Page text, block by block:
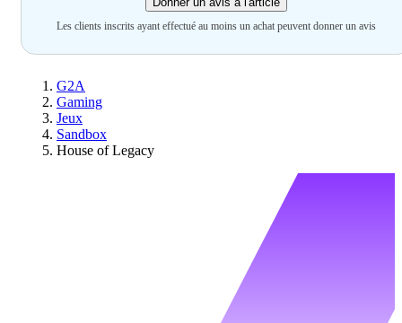
Les clients inscrits ayant effectué au moins un achat peuvent donner un avis
G2A
Gaming
Jeux
Sandbox
House of Legacy